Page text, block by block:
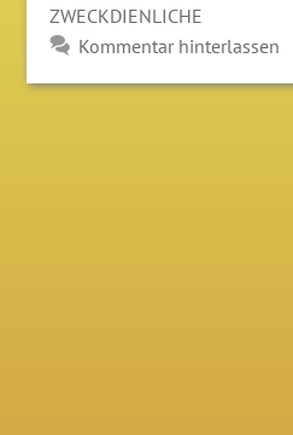
ZWECKDIENLICHE
Kommentar hinterlassen